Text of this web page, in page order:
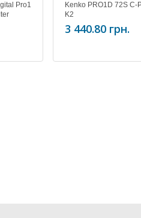
Pro1
Kenko PRO1D 72S C-
K2
3 440.80 грн.